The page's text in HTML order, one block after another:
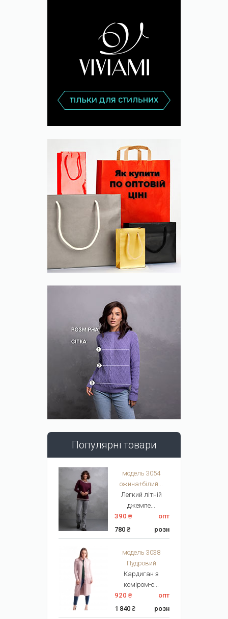
Популярні товари
модель 3054
ожина+білий...
Легкий літній
джемпе...
390 ₴
опт
780 ₴
розн
модель 3038
Пудровий
Кардиган з
коміром-с...
920 ₴
опт
1 840 ₴
розн